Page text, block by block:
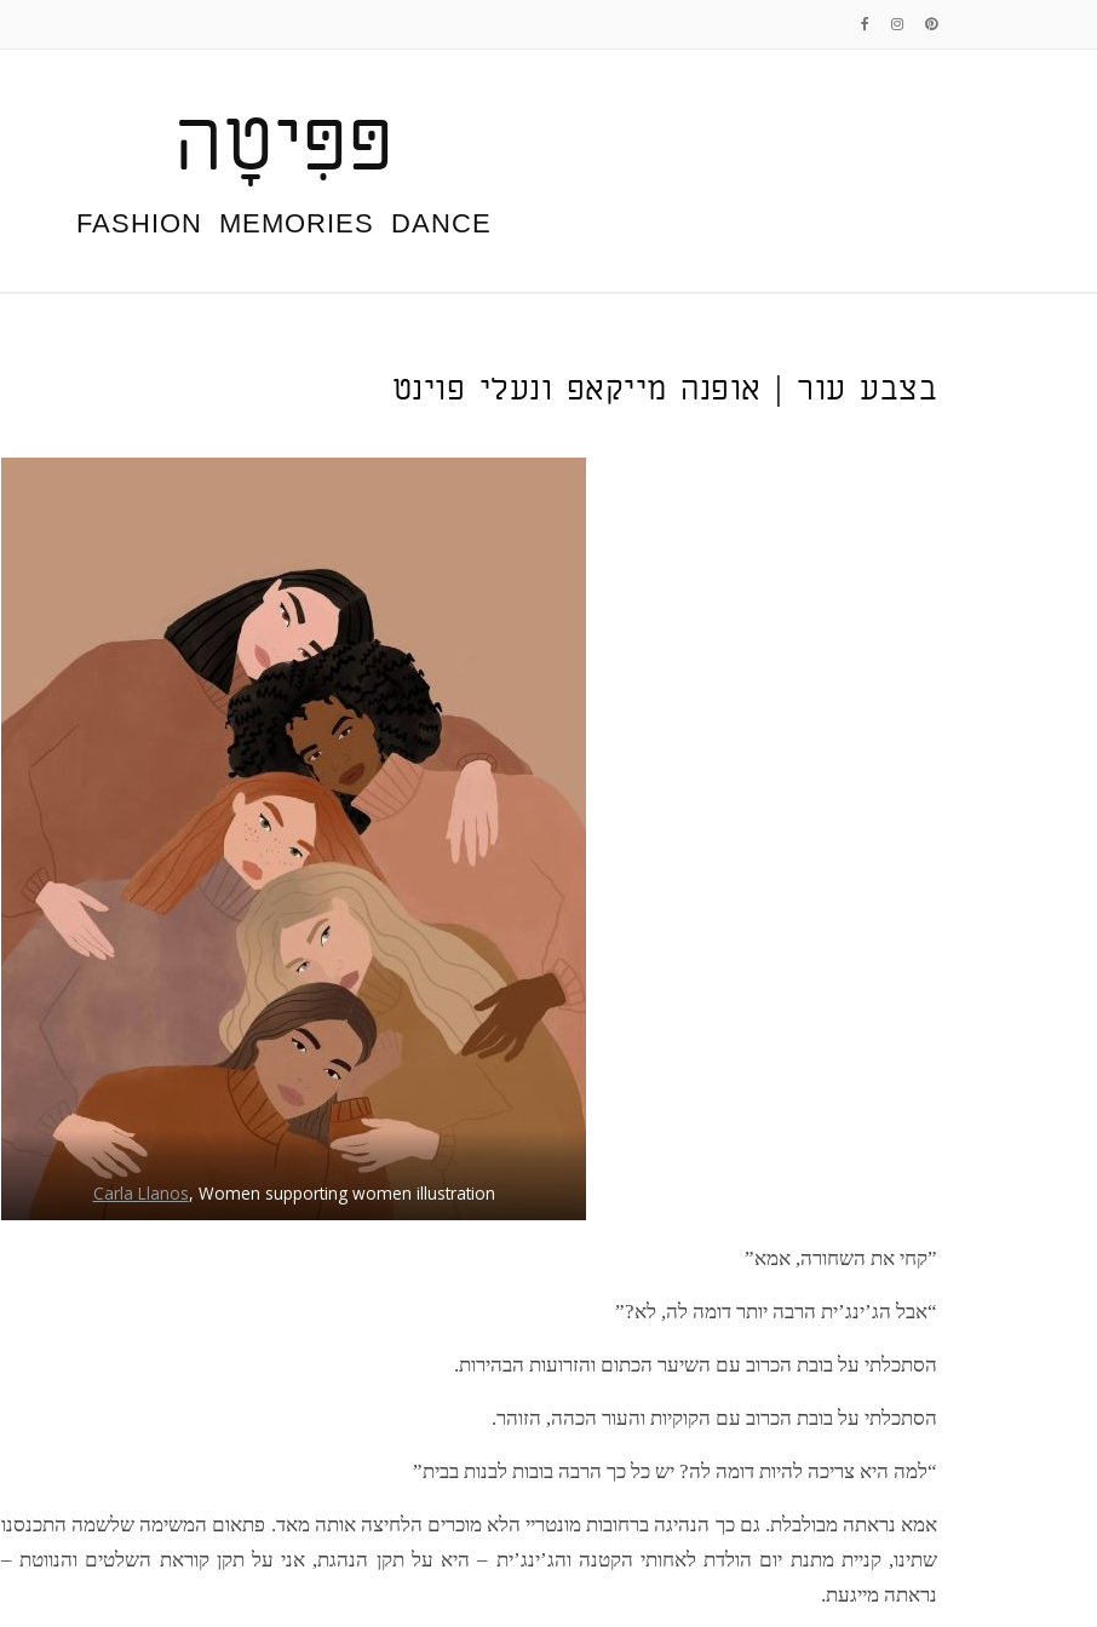
פּפִּיטָה
FASHION  MEMORIES  DANCE
בצבע עור | אופנה מייקאפ ונעלי פוינט
Carla Llanos, Women supporting women illustration
”קחי את השחורה, אמא”
“אבל הג’ינג’ית הרבה יותר דומה לה, לא?”
הסתכלתי על בובת הכרוב עם השיער הכתום והזרועות הבהירות.
הסתכלתי על בובת הכרוב עם הקוקיות והעור הכהה, הזוהר.
“למה היא צריכה להיות דומה לה? יש כל כך הרבה בובות לבנות בבית”
אמא נראתה מבולבלת. גם כך הנהיגה ברחובות מונטריי הלא מוכרים הלחיצה אותה מאד. פתאום המשימה שלשמה התכנסנו
שתינו, קניית מתנת יום הולדת לאחותי הקטנה והג’ינג’ית – היא על תקן הנהגת, אני על תקן קוראת השלטים והנווטת –
נראתה מייגעת.